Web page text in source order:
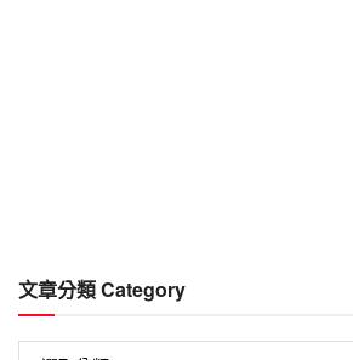
文章分類 Category